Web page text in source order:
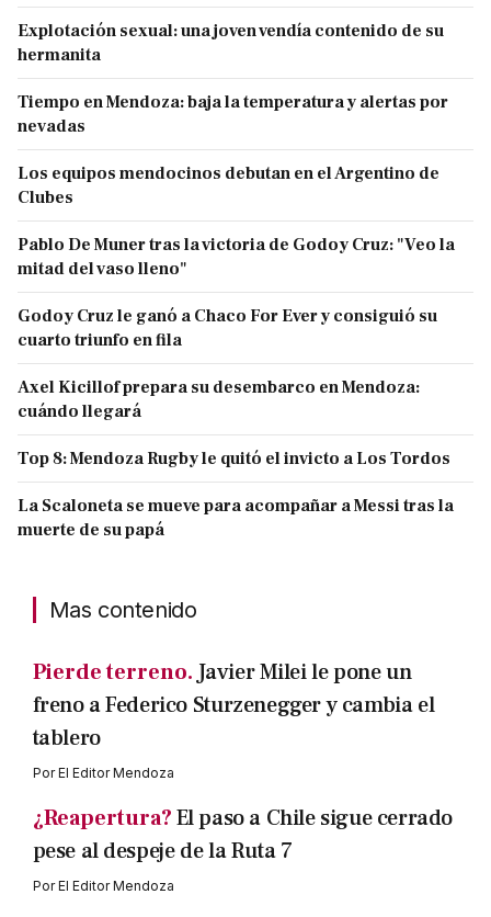
Explotación sexual: una joven vendía contenido de su
hermanita
Tiempo en Mendoza: baja la temperatura y alertas por
nevadas
Los equipos mendocinos debutan en el Argentino de
Clubes
Pablo De Muner tras la victoria de Godoy Cruz: "Veo la
mitad del vaso lleno"
Godoy Cruz le ganó a Chaco For Ever y consiguió su
cuarto triunfo en fila
Axel Kicillof prepara su desembarco en Mendoza:
cuándo llegará
Top 8: Mendoza Rugby le quitó el invicto a Los Tordos
La Scaloneta se mueve para acompañar a Messi tras la
muerte de su papá
Mas contenido
Pierde terreno. Javier Milei le pone un
freno a Federico Sturzenegger y cambia el
tablero
PorEl Editor Mendoza
¿Reapertura?El paso a Chile sigue cerrado
pese al despeje de la Ruta 7
PorEl Editor Mendoza